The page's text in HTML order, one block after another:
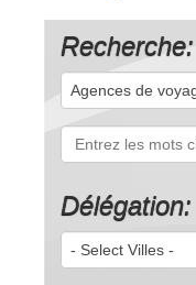
Recherche:
Agences de
Délégation:
- Select Villes -